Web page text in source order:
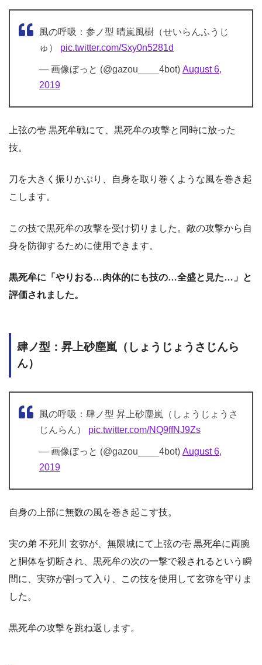
風の呼吸：参ノ型 晴嵐風樹（せいらんふうじ
ゅ） pic.twitter.com/Sxy0n5281d
— 画像ぼっと (@gazou____4bot) August 6,
2019
上弦の壱 黒死牟戦にて、黒死牟の攻撃と同時に放った
技。
刀を大きく振りかぶり、自身を取り巻くような風を巻き起
こします。
この技で黒死牟の攻撃を受け切りました。敵の攻撃から自
身を防御するために使用できます。
黒死牟に「やりおる…肉体的にも技の…全盛と見た…」と
評価されました。
肆ノ型：昇上砂塵嵐（しょうじょうさじんら
ん）
風の呼吸：肆ノ型 昇上砂塵嵐（しょうじょうさ
じんらん） pic.twitter.com/NQ9ffNJ9Zs
— 画像ぼっと (@gazou____4bot) August 6,
2019
自身の上部に無数の風を巻き起こす技。
実の弟 不死川 玄弥が、無限城にて上弦の壱 黒死牟に両腕
と胴体を切断され、黒死牟の次の一撃で殺されるという瞬
間に、実弥が割って入り、この技を使用して玄弥を守りま
した。
黒死牟の攻撃を跳ね返します。